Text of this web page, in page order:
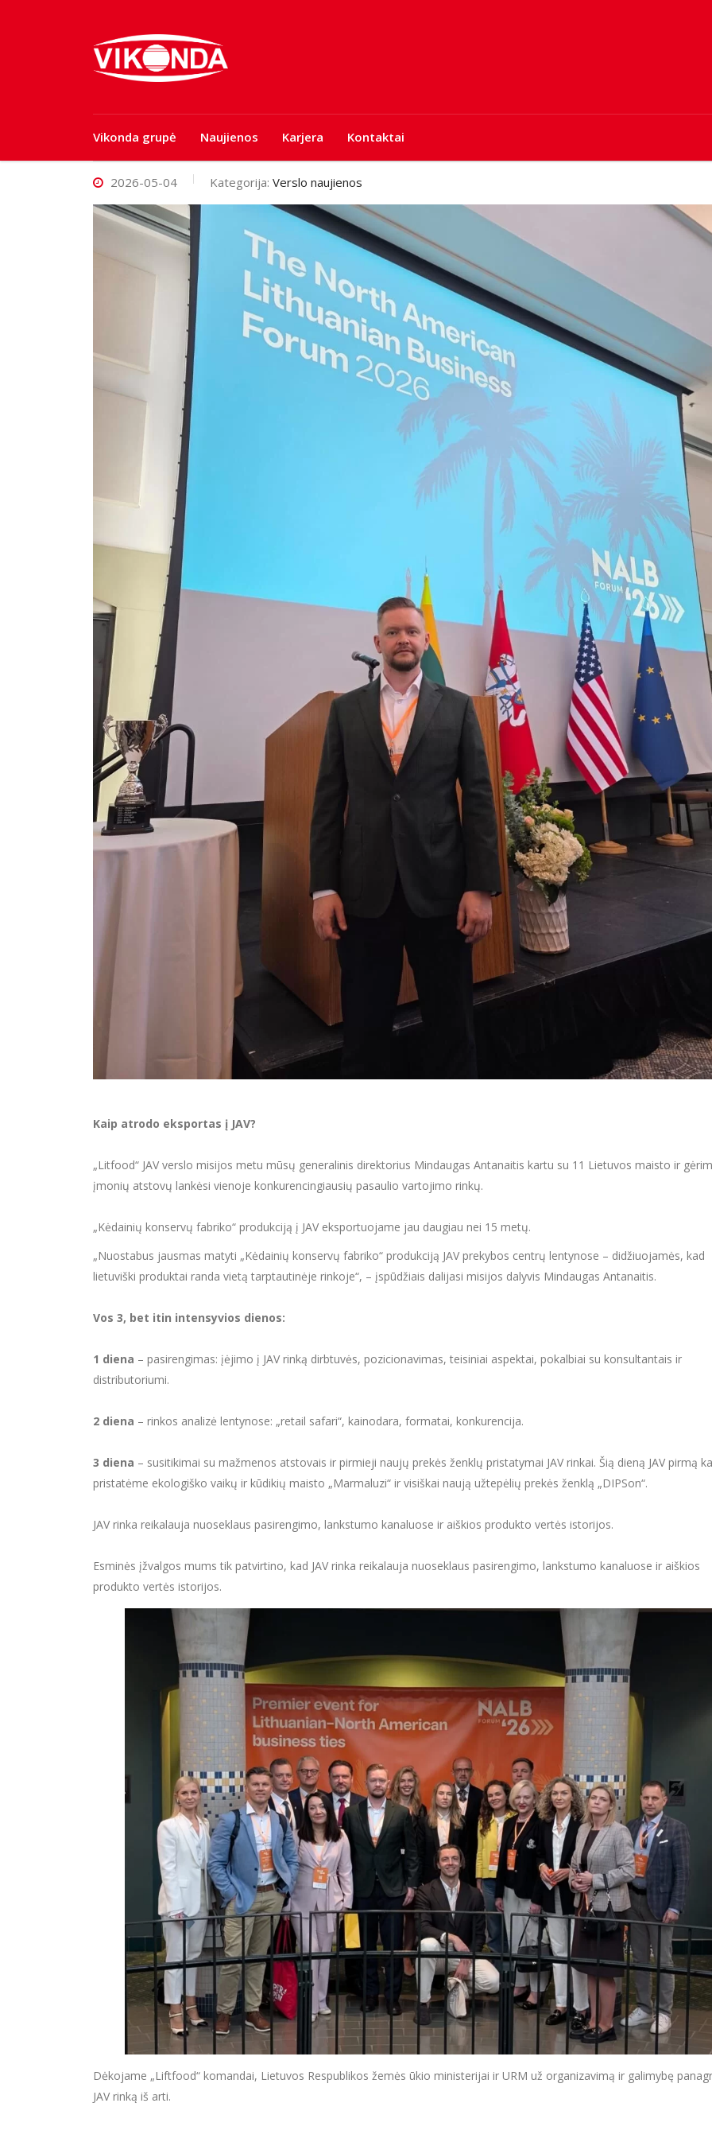
Vikonda grupė Naujienos Karjera Kontaktai
2026-05-04 Kategorija: Verslo naujienos
Kaip atrodo eksportas į JAV?
„Litfood“ JAV verslo misijos metu mūsų generalinis direktorius Mindaugas Antanaitis kartu su 11 Lietuvos maisto ir
įmonių atstovų lankėsi vienoje konkurencingiausių pasaulio vartojimo rinkų.
„Kėdainių konservų fabriko“ produkciją į JAV eksportuojame jau daugiau nei 15 metų.
„Nuostabus jausmas matyti „Kėdainių konservų fabriko“ produkciją JAV prekybos centrų lentynose – didžiuojamės, kad
lietuviški produktai randa vietą tarptautinėje rinkoje“, – įspūdžiais dalijasi misijos dalyvis Mindaugas Antanaitis.
Vos 3, bet itin intensyvios dienos:
1 diena – pasirengimas: įėjimo į JAV rinką dirbtuvės, pozicionavimas, teisiniai aspektai, pokalbiai su konsultantais ir
distributoriumi.
2 diena – rinkos analizė lentynose: „retail safari“, kainodara, formatai, konkurencija.
3 diena – susitikimai su mažmenos atstovais ir pirmieji naujų prekės ženklų pristatymai JAV rinkai. Šią dieną JAV pirmą
pristatėme ekologiško vaikų ir kūdikių maisto „Marmaluzi“ ir visiškai naują užtepėlių prekės ženklą „DIPSon“.
JAV rinka reikalauja nuoseklaus pasirengimo, lankstumo kanaluose ir aiškios produkto vertės istorijos.
Esminės įžvalgos mums tik patvirtino, kad JAV rinka reikalauja nuoseklaus pasirengimo, lankstumo kanaluose ir aiškios
produkto vertės istorijos.
Dėkojame „Liftfood“ komandai, Lietuvos Respublikos žemės ūkio ministerijai ir URM už organizavimą ir galimybę
JAV rinką iš arti.